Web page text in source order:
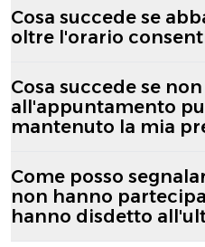
Cosa succede se
oltre l'orario
Cosa succede se
all'appuntamento
mantenuto la mia
Come posso
non hanno
hanno disdetto